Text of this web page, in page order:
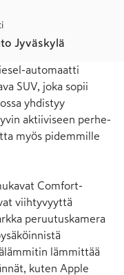
Jyväskylä
automaatti
SUV, joka sopii
yhdistyy
aktiiviseen perhe-
myös pidemmille
Comfort-
viihtyvyyttä
peruutuskamera
lämmittää
kuten Apple